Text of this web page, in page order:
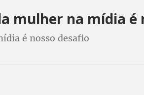
mulher na mídia é
é nosso desafio